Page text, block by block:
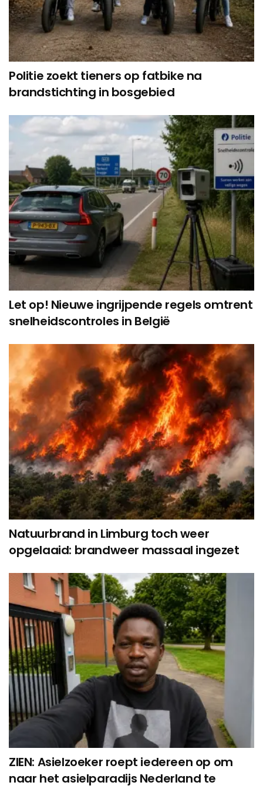
Politie zoekt tieners op fatbike na
brandstichting in bosgebied
Let op! Nieuwe ingrijpende regels omtrent
snelheidscontroles in België
Natuurbrand in Limburg toch weer
opgelaaid: brandweer massaal ingezet
ZIEN: Asielzoeker roept iedereen op om
naar het asielparadijs Nederland te